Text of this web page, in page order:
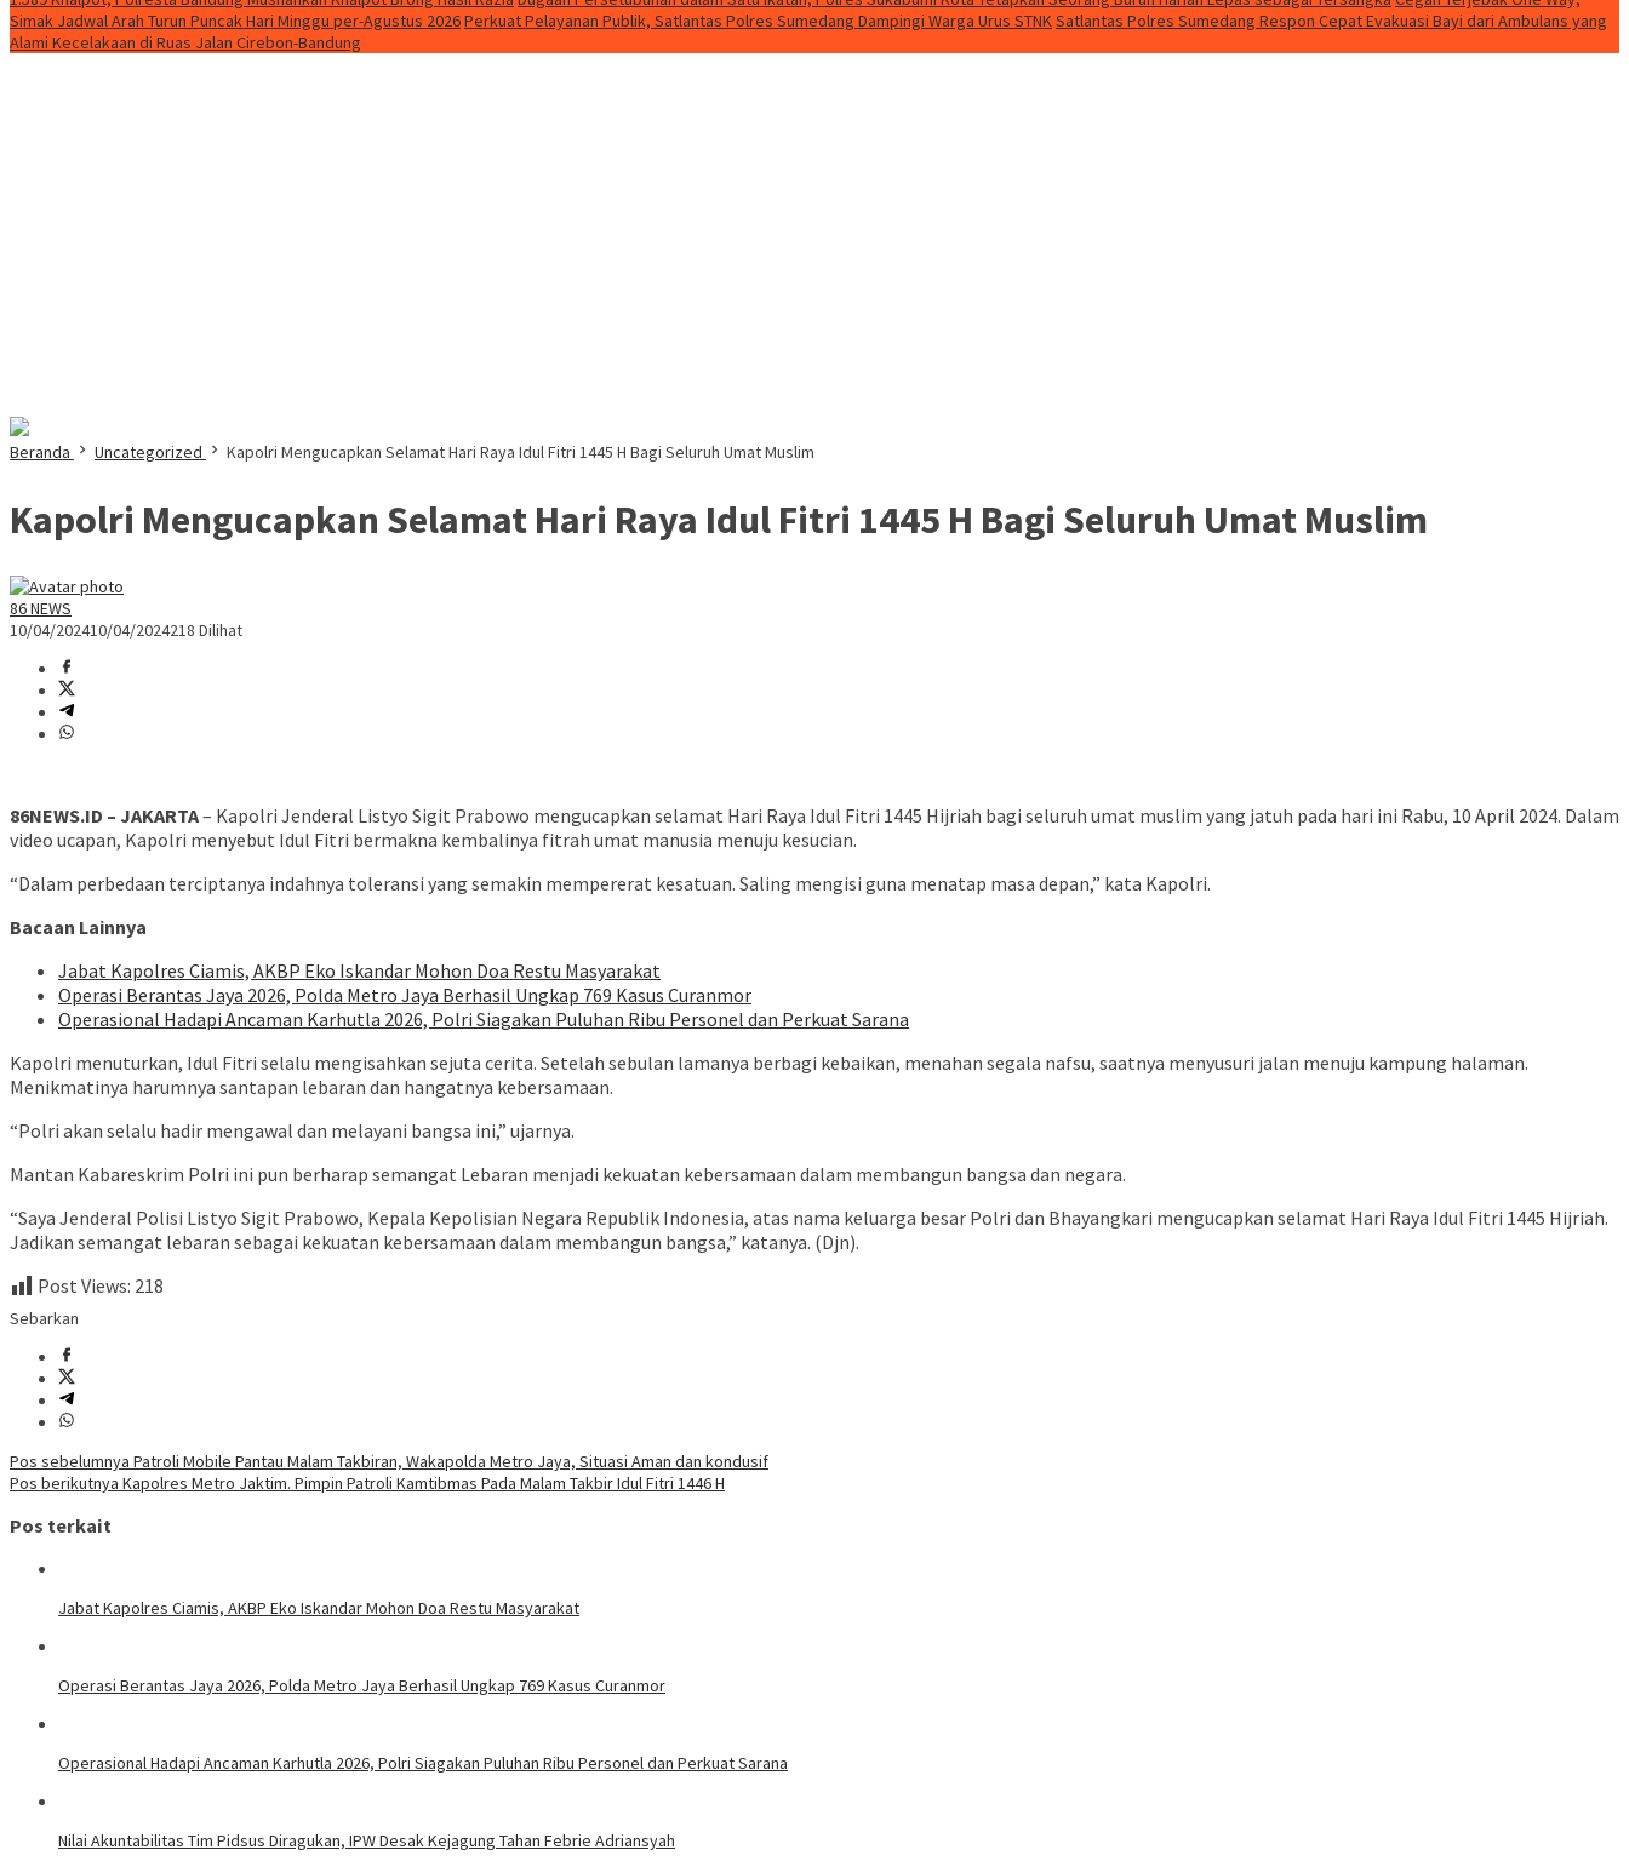
Simak Jadwal Arah Turun Puncak Hari Minggu per-Agustus 2026Perkuat Pelayanan Publik, Satlantas Polres Sumedang Dampingi Warga Urus STNKSatlantas Polres Sumedang Respon Cepat Evakuasi Bayi dari Ambulans yang
Alami Kecelakaan di Ruas Jalan Cirebon-Bandung
Beranda Uncategorized Kapolri Mengucapkan Selamat Hari Raya Idul Fitri 1445 H Bagi Seluruh Umat Muslim
Kapolri Mengucapkan Selamat Hari Raya Idul Fitri 1445 H Bagi Seluruh Umat Muslim
86 NEWS
10/04/202410/04/2024218 Dilihat
86NEWS.ID – JAKARTA– Kapolri Jenderal Listyo Sigit Prabowo mengucapkan selamat Hari Raya Idul Fitri 1445 Hijriah bagi seluruh umat muslim yang jatuh pada hari ini Rabu, 10 April 2024. Dalam
video ucapan, Kapolri menyebut Idul Fitri bermakna kembalinya fitrah umat manusia menuju kesucian.
“Dalam perbedaan terciptanya indahnya toleransi yang semakin mempererat kesatuan. Saling mengisi guna menatap masa depan,” kata Kapolri.
Bacaan Lainnya
Jabat Kapolres Ciamis, AKBP Eko Iskandar Mohon Doa Restu Masyarakat
Operasi Berantas Jaya 2026, Polda Metro Jaya Berhasil Ungkap 769 Kasus Curanmor
Operasional Hadapi Ancaman Karhutla 2026, Polri Siagakan Puluhan Ribu Personel dan Perkuat Sarana
Kapolri menuturkan, Idul Fitri selalu mengisahkan sejuta cerita. Setelah sebulan lamanya berbagi kebaikan, menahan segala nafsu, saatnya menyusuri jalan menuju kampung halaman.
Menikmatinya harumnya santapan lebaran dan hangatnya kebersamaan.
“Polri akan selalu hadir mengawal dan melayani bangsa ini,” ujarnya.
Mantan Kabareskrim Polri ini pun berharap semangat Lebaran menjadi kekuatan kebersamaan dalam membangun bangsa dan negara.
“Saya Jenderal Polisi Listyo Sigit Prabowo, Kepala Kepolisian Negara Republik Indonesia, atas nama keluarga besar Polri dan Bhayangkari mengucapkan selamat Hari Raya Idul Fitri 1445 Hijriah.
Jadikan semangat lebaran sebagai kekuatan kebersamaan dalam membangun bangsa,” katanya. (Djn).
Post Views: 218
Sebarkan
Navigasi
pos
Pos sebelumnya Patroli Mobile Pantau Malam Takbiran, Wakapolda Metro Jaya, Situasi Aman dan kondusif
Pos berikutnya Kapolres Metro Jaktim. Pimpin Patroli Kamtibmas Pada Malam Takbir Idul Fitri 1446 H
Pos terkait
Jabat Kapolres Ciamis, AKBP Eko Iskandar Mohon Doa Restu Masyarakat
Operasi Berantas Jaya 2026, Polda Metro Jaya Berhasil Ungkap 769 Kasus Curanmor
Operasional Hadapi Ancaman Karhutla 2026, Polri Siagakan Puluhan Ribu Personel dan Perkuat Sarana
Nilai Akuntabilitas Tim Pidsus Diragukan, IPW Desak Kejagung Tahan Febrie Adriansyah